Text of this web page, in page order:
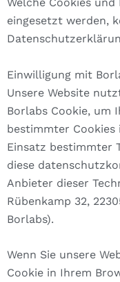
eingesetzt werden,
Einwilligung mit
Unsere Website
Borlabs Cookie, um
bestimmter
Einsatz bestimmter
diese
Anbieter dieser
Rübenkamp 32,
Borlabs).
Wenn Sie unsere
Cookie in Ihrem